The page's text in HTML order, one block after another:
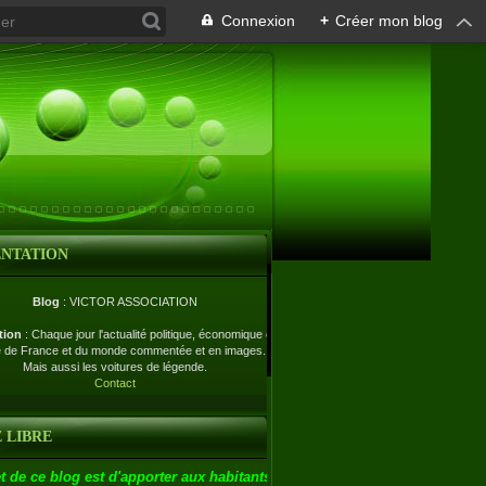
Connexion + Créer mon blog
Blog : VICTOR ASSOCIATION
: Chaque jour l'actualité politique, économique et
de France et du monde commentée et en images.
Mais aussi les voitures de légende.
Contact
LIBRE
de ce blog est d'apporter aux habitants